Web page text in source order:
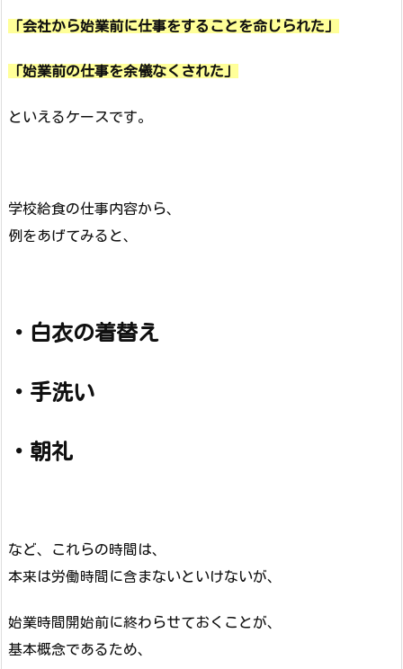
「会社から始業前に仕事をすることを命じられた」
「始業前の仕事を余儀なくされた」
といえるケースです。
学校給食の仕事内容から、
例をあげてみると、
・白衣の着替え
・手洗い
・朝礼
など、これらの時間は、
本来は労働時間に含まないといけないが、
始業時間開始前に終わらせておくことが、
基本概念であるため、